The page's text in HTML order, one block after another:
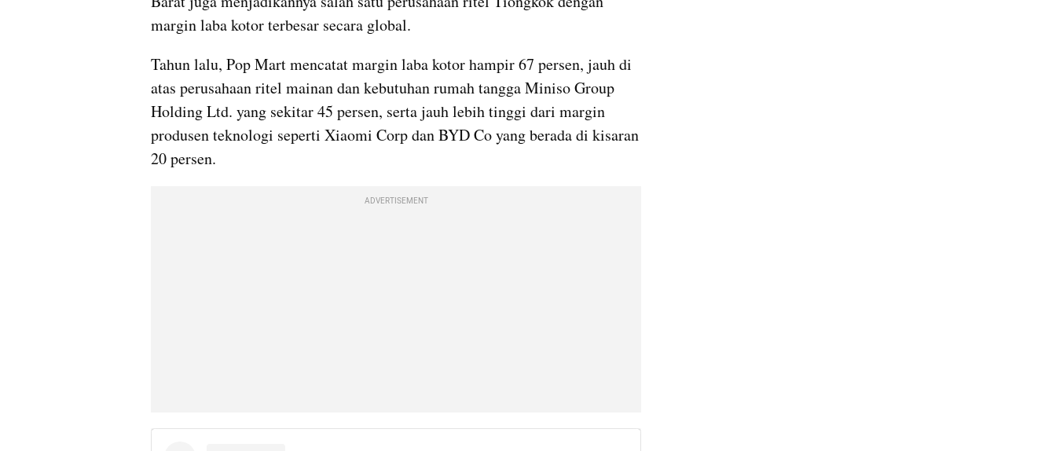
margin laba kotor terbesar secara global.
Tahun lalu, Pop Mart mencatat margin laba kotor hampir 67 persen, jauh di
atas perusahaan ritel mainan dan kebutuhan rumah tangga Miniso Group
Holding Ltd. yang sekitar 45 persen, serta jauh lebih tinggi dari margin
produsen teknologi seperti Xiaomi Corp dan BYD Co yang berada di kisaran
20 persen.
ADVERTISEMENT